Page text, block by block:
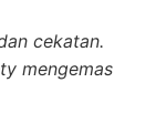
cekatan.
mengemas